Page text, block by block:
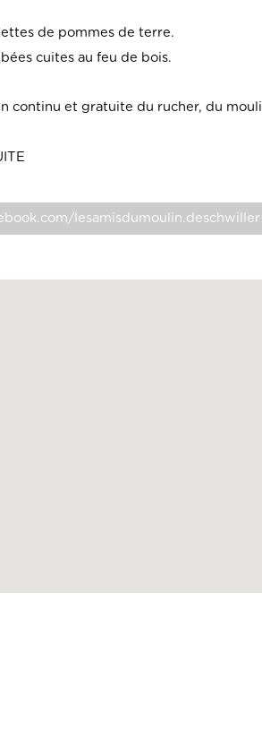
de pommes de terre.
cuites au feu de bois.
continu et gratuite du rucher, du
lesamisdumoulin.deschwiller